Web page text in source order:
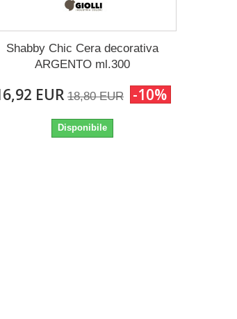
Shabby Chic Cera decorativa
ARGENTO ml.300
EUR 18,80 EUR -10%
Disponibile